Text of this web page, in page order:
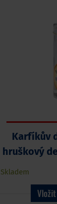
Karfíkův
hruškový
Skladem